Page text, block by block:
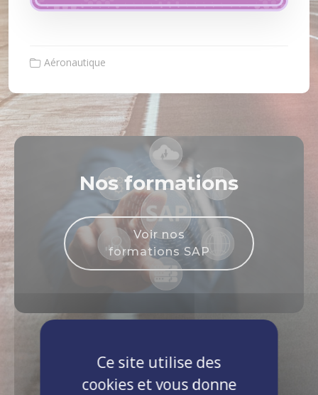
Aéronautique
Nos formations
Voir nos
formations SAP
Ce site utilise des
cookies et vous donne